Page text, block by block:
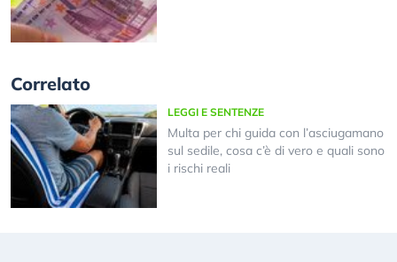
Correlato
LEGGI E SENTENZE
Multa per chi guida con l’asciugamano
sul sedile, cosa c’è di vero e quali sono
i rischi reali